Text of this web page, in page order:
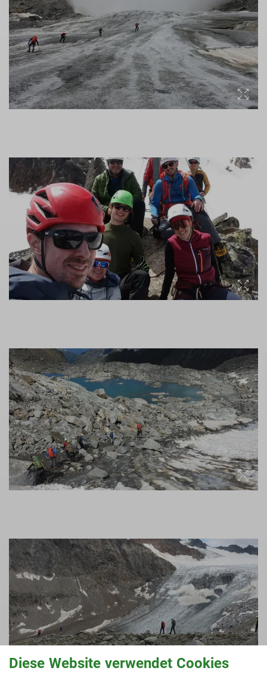
Diese Website verwendet Cookies